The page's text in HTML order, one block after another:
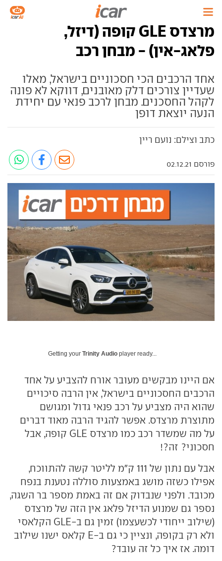
מרצדס GLE קופה (דיזל,
פלאג-אין) - מבחן רכב
אחד הרכבים הכי חסכוניים בישראל, מאלו
שעדיין צורכים דלק מאובנים, דווקא לא פונה
לקהל החסכנים. מבחן לרכב פנאי עם יחידת
הנעה יוצאת דופן
כתב וצילם: נועם ריין
פורסם 02.12.21
Getting your Trinity Audio player ready...
אם היינו מבקשים מעובר אורח להצביע על אחד
הרכבים החסכוניים בישראל, אין הרבה סיכויים
שהוא היה מצביע על רכב פנאי גדול ומגושם
מתוצרת מרצדס. אפשר להגיד הרבה מאוד דברים
על מה שמשדר רכב כמו מרצדס GLE קופה, אבל
חסכוני? זה?!
אבל עם נתון של 111 ק"מ לליטר קשה להתווכח,
אפילו כשזה מושג באמצעות סוללה נטענת בנפח
מכובד. ולפני שנבדוק אם זה באמת מספר בר השגה,
נספר גם שמנוע הדיזל פלאג אין הזה של מרצדס
(שילוב ייחודי לכשעצמו) זמין גם ב-GLE הקלאסי
ולא רק בקופה, ונציין כי גם ב-E קלאס ישנו שילוב
דומה. אז איך כל זה עובד?